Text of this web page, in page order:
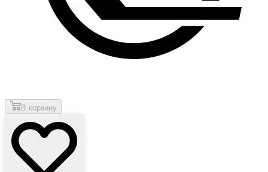
В корзину